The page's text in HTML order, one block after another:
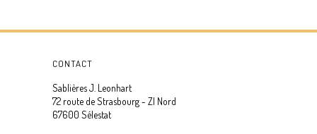
CONTACT
Sablières J. Leonhart
72 route de Strasbourg - ZI Nord
67600 Sélestat